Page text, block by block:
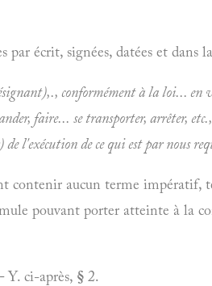
écrit, signées, datées et dans
conformément à la loi... en
faire... se transporter, arrêter,
de l'exécution de ce qui est par nous
contenir aucun terme impératif,
pouvant porter atteinte à la
-Y. ci-après, § 2.